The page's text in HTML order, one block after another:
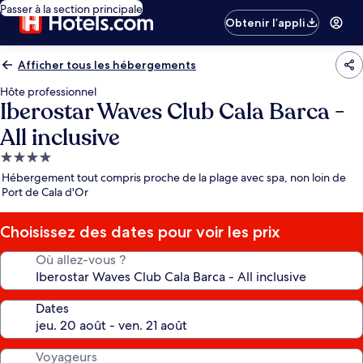
Passer à la section principale
Obtenir l’appli
Afficher tous les hébergements
Hôte professionnel
Iberostar Waves Club Cala Barca -
All inclusive
Hébergement
4.0 étoiles
Hébergement tout compris proche de la plage avec spa, non loin de
Port de Cala d'Or
Choisissez des dates pour voir les prix
Où allez-vous ?
Dates
Voyageurs